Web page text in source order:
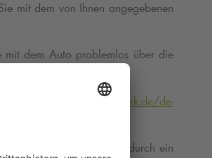
mit dem von Ihnen angegebenen
mit dem Auto problemlos über die
https://www. q-park.de/de-
Parken ermöglicht, durch ein